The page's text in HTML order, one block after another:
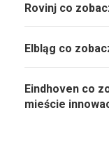
Rovinj co
Elbląg co
Eindhoven co
mieście